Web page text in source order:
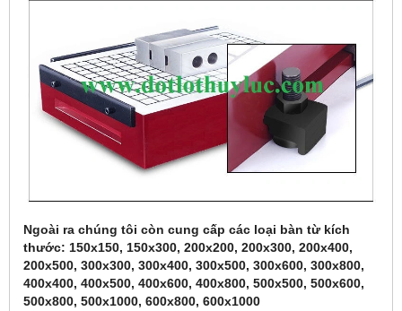
Ngoài ra chúng tôi còn cung cấp các loại bàn từ kích
thước: 150x150, 150x300, 200x200, 200x300, 200x400,
200x500, 300x300, 300x400, 300x500, 300x600, 300x800,
400x400, 400x500, 400x600, 400x800, 500x500, 500x600,
500x800, 500x1000, 600x800, 600x1000